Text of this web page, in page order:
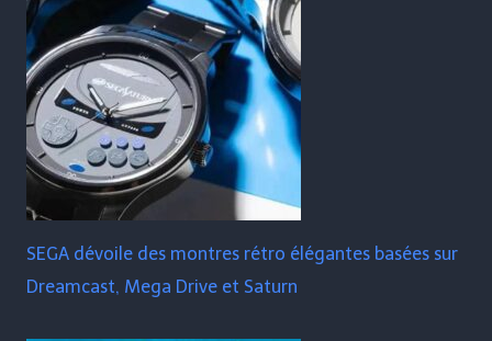
SEGA dévoile des montres rétro élégantes basées sur
Dreamcast, Mega Drive et Saturn